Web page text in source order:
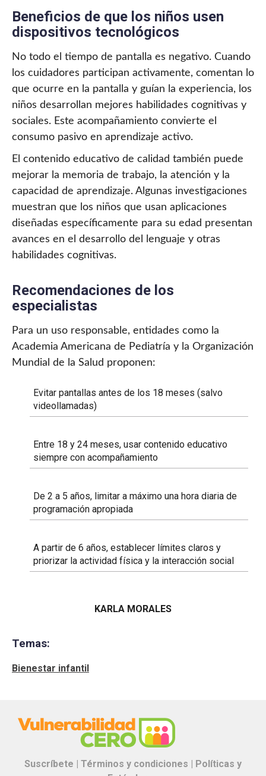
Beneficios de que los niños usen
dispositivos tecnológicos
No todo el tiempo de pantalla es negativo. Cuando
los cuidadores participan activamente, comentan lo
que ocurre en la pantalla y guían la experiencia, los
niños desarrollan mejores habilidades cognitivas y
sociales. Este acompañamiento convierte el
consumo pasivo en aprendizaje activo.
El contenido educativo de calidad también puede
mejorar la memoria de trabajo, la atención y la
capacidad de aprendizaje. Algunas investigaciones
muestran que los niños que usan aplicaciones
diseñadas específicamente para su edad presentan
avances en el desarrollo del lenguaje y otras
habilidades cognitivas.
Recomendaciones de los
especialistas
Para un uso responsable, entidades como la
Academia Americana de Pediatría y la Organización
Mundial de la Salud proponen:
Evitar pantallas antes de los 18 meses (salvo
videollamadas)
Entre 18 y 24 meses, usar contenido educativo
siempre con acompañamiento
De 2 a 5 años, limitar a máximo una hora diaria de
programación apropiada
A partir de 6 años, establecer límites claros y
priorizar la actividad física y la interacción social
KARLA MORALES
Temas:
Bienestar infantil
Suscríbete | Términos y condiciones |
Políticas y